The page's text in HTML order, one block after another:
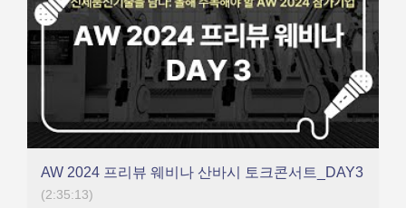
AW 2024 프리뷰 웨비나 산바시 토크콘서트_DAY3
(2:35:13)